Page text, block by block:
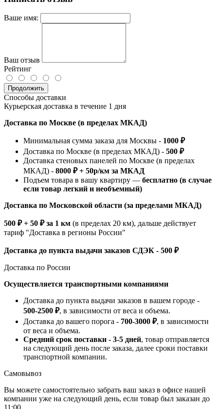
Ваше имя:
Ваш отзыв
Рейтинг
Продолжить
Способы доставки
Курьерская доставка в течение 1 дня
Доставка по Москве (в пределах МКАД)
Минимальная сумма заказа для Москвы - 1000 ₽
Доставка по Москве (в пределах МКАД) - 500 ₽
Доставка стеновых панелей по Москве (в пределах
МКАД) - 8000 ₽ + 50р/км за МКАД
Подъем товара в вашу квартиру — бесплатно (в случае
если товар легкий и необъемный)
Доставка по Московской области (за пределами МКАД)
500 ₽ + 50 ₽ за 1 км (в пределах 20 км), дальше действует
тариф "Доставка в регионы России"
Доставка до пункта выдачи заказов СДЭК - 500 ₽
Доставка по России
Осуществляется транспортными компаниями
Доставка до пункта выдачи заказов в вашем городе -
500-2500 ₽, в зависимости от веса и объема.
Доставка до вашего порога - 700-3000 ₽, в зависимости
от веса и объема.
Средний срок поставки - 3-5 дней, товар отправляется
на следующий день после заказа, далее сроки поставки
транспортной компании.
Самовывоз
Вы можете самостоятельно забрать ваш заказ в офисе нашей
компании уже на следующий день, если товар был заказан до